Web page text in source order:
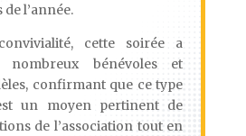
l’année.
cette soirée a
nombreux bénévoles et
confirmant que ce type
un moyen pertinent de
de l’association tout en